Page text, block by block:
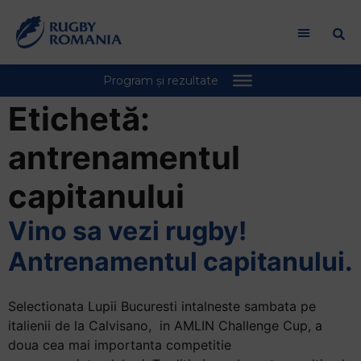
Etichetă:
antrenamentul
capitanului
Vino sa vezi rugby!
Antrenamentul capitanului.
Selectionata Lupii Bucuresti intalneste sambata pe
italienii de la Calvisano, in AMLIN Challenge Cup, a
doua cea mai importanta competitie